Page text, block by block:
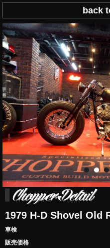
back
1979 H-D Shovel Old
車検
販売価格